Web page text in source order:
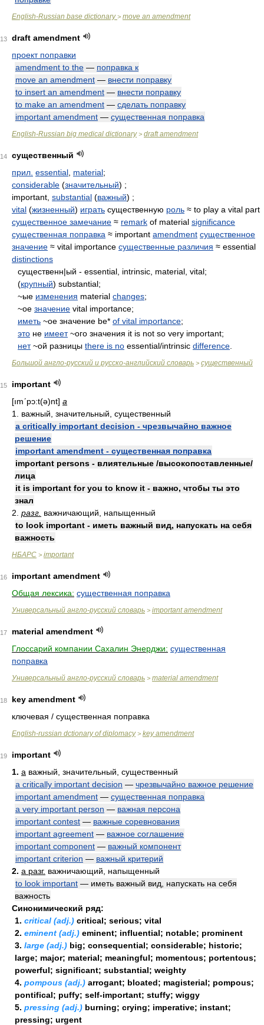
English-Russian base dictionary> move an amendment
13
draft amendment
проект поправки
amendment to the — поправка к
move an amendment — внести поправку
to insert an amendment — внести поправку
to make an amendment — сделать поправку
important amendment — существенная поправка
English-Russian big medical dictionary> draft amendment
14
существенный
прил. essential material;
considerable (значительный) ;
important, substantial (важный) ;
vital (жизненный) играть существенную роль ≈ to play a vital part
существенное замечание ≈ remark of material significance
существенная поправка ≈ important amendment существенное
значение ≈ vital importance существенные различия ≈ essential
distinctions
существенн|ый - essential, intrinsic, material, vital;
(крупный) substantial;
~ые изменения material changes;
~ое значение vital importance;
иметь ~oe значение be* of vital importance;
это не имеет~ого значения it is not so very important;
нет~ой разницы there is no essential/intrinsic difference
Большой англо-русский и русско-английский словарь > существенный
15
important
[ımʹpɔ:t(ə)nt] a
1. важный, значительный, существенный
a critically important decision - чрезвычайно важное
решение
important amendment - существенная поправка
important persons - влиятельные /высокопоставленные/
лица
it is important for you to know it - важно, чтобы ты это
знал
2. разг. важничающий, напыщенный
to look important - иметь важный вид, напускать на себя
важность
НБАРС > important
16
important amendment
Общая лексика: существенная поправка
Универсальный англо-русский словарь > important amendment
17
material amendment
Глоссарий компании Сахалин Энерджи: существенная
поправка
Универсальный англо-русский словарь > material amendment
18
key amendment
ключевая / существенная поправка
English-russian dctionary of diplomacy> key amendment
19
important
1. a важный, значительный, существенный
a critically important decision — чрезвычайно важное решение
important amendment — существенная поправка
a very important person — важная персона
important contest — важные соревнования
important agreement — важное соглашение
important component — важный компонент
important criterion — важный критерий
2. a разг. важничающий, напыщенный
to look important — иметь важный вид, напускать на себя
важность
Синонимический ряд:
1. critical (adj.) critical; serious; vital
2. eminent (adj.) eminent; influential; notable; prominent
3. large (adj.) big; consequential; considerable; historic;
large; major; material; meaningful; momentous; portentous;
powerful; significant; substantial; weighty
4. pompous (adj.) arrogant; bloated; magisterial; pompous;
pontifical; puffy; self-important; stuffy; wiggy
5. pressing (adj.) burning; crying; imperative; instant;
pressing; urgent